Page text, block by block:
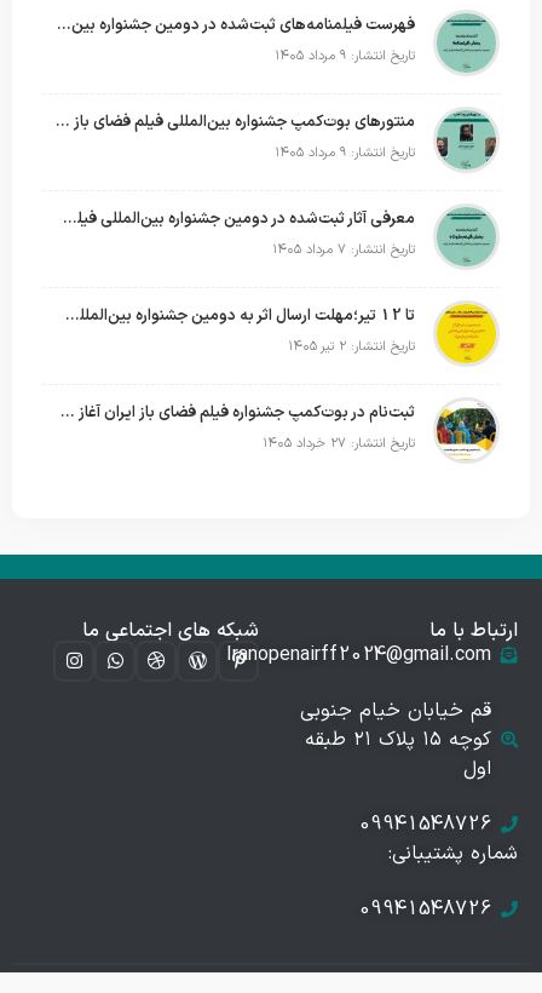
فهرست فیلمنامه‌های ثبت‌شده در دومین جشنواره بین‌المللی فیلم فضای باز ایران + اسامی
تاریخ انتشار: ۹ مرداد ۱۴۰۵
منتورهای بوت‌کمپ جشنواره بین‌المللی فیلم فضای باز ایران معرفی شدند؛ ساخت یک فیلم کوتاه داستانی در فضای باز
تاریخ انتشار: ۹ مرداد ۱۴۰۵
معرفی آثار ثبت‌شده در دومین جشنواره بین‌المللی فیلم فضای باز + اسامی
تاریخ انتشار: ۷ مرداد ۱۴۰۵
تا 12 تیر؛مهلت ارسال اثر به دومین جشنواره بین‌المللی فیلم فضای باز تمدید شد
تاریخ انتشار: ۲ تیر ۱۴۰۵
ثبت‌نام در بوت‌کمپ جشنواره فیلم فضای باز ایران آغاز شد؛ تجربه ساخت فیلم کوتاه در فضای باز
تاریخ انتشار: ۲۷ خرداد ۱۴۰۵
ارتباط با ما
Iranopenairff2024@gmail.com
قم خیابان خیام جنوبی
کوچه ۱۵ پلاک ۲۱ طبقه
اول
09941548726
شماره پشتیبانی:
09941548726
شبکه های اجتماعی ما